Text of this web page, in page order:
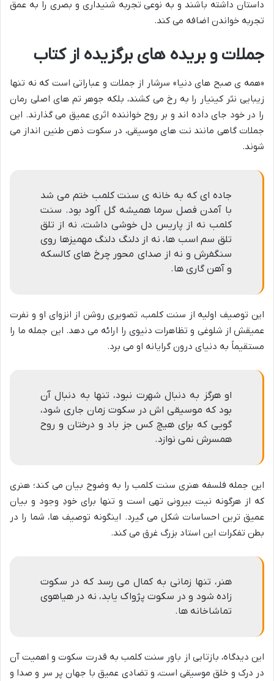
داستان داشته باشند و به نوعی تجربه شنیداری و بصری را به عمق
تجربه خواندن اضافه می کند.
جملات و بریده های برگزیده از کتاب
«همه ی صبح های دنیا» سرشار از جملات و عباراتی است که نه تنها
زیبایی نثر کینیار را به رخ می کشند، بلکه جوهر تم های اصلی رمان
را در خود جای داده اند و بر روح خواننده اثری عمیق می گذارند. این
جملات گاهی مانند نت های موسیقی، در سکوت ذهن طنین انداز می
شوند.
جاده ای که به خانه ی سنت کلمب ختم می شد
با آمدن فصل سرما همیشه گل آلود بود. سنت
کلمب نه از پاریس دل خوشی داشت، نه از تلق
تلق سم اسب ها، نه از دلنگ دلنگ مهمیزها روی
سنگفرش و نه از صدای محور چرخ های کالسکه
و آهن گاری ها.
این توصیف اولیه از سنت کلمب، تصویری روشن از انزوای او و نفرت
عمیقش از شلوغی و تظاهرات دنیوی را ارائه می دهد. این جمله ما را
مستقیماً به دنیای درون گرایانه او می برد.
او هرگز به دنبال شهرت نبود، تنها به دنبال آن
بود که موسیقی اش در سکوت زمان جاری شود،
گویی که برای هیچ کس جز باد و درختان و روح
همسرش نمی نوازد.
این جمله فلسفه هنری سنت کلمب را به وضوح بیان می کند؛ هنری
که از هرگونه نیت بیرونی تهی است و تنها برای خودِ وجود و بیان
عمیق ترین احساسات شکل می گیرد. اینگونه توصیف ها، شما را در
بطن تفکرات این استاد بزرگ غرق می کند.
هنر، تنها زمانی به کمال می رسد که در سکوت
زاده شود و در سکوت پژواک یابد، نه در هیاهوی
تماشاخانه ها.
این دیدگاه، بازتابی از باور سنت کلمب به قدرت سکوت و اهمیت آن
در درک و خلق موسیقی است، و تضادی عمیق با جهان پر سر و صدا و